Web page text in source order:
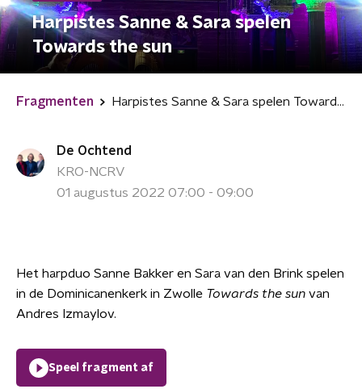
Harpistes Sanne & Sara spelen
Towards the sun
Fragmenten Harpistes Sanne & Sara spelen Towards the sun
De Ochtend
KRO-NCRV
01 augustus 2022 07:00 - 09:00
Het harpduo Sanne Bakker en Sara van den Brink spelen
in de Dominicanenkerk in Zwolle Towards the sun van
Andres Izmaylov.
Speel fragment af